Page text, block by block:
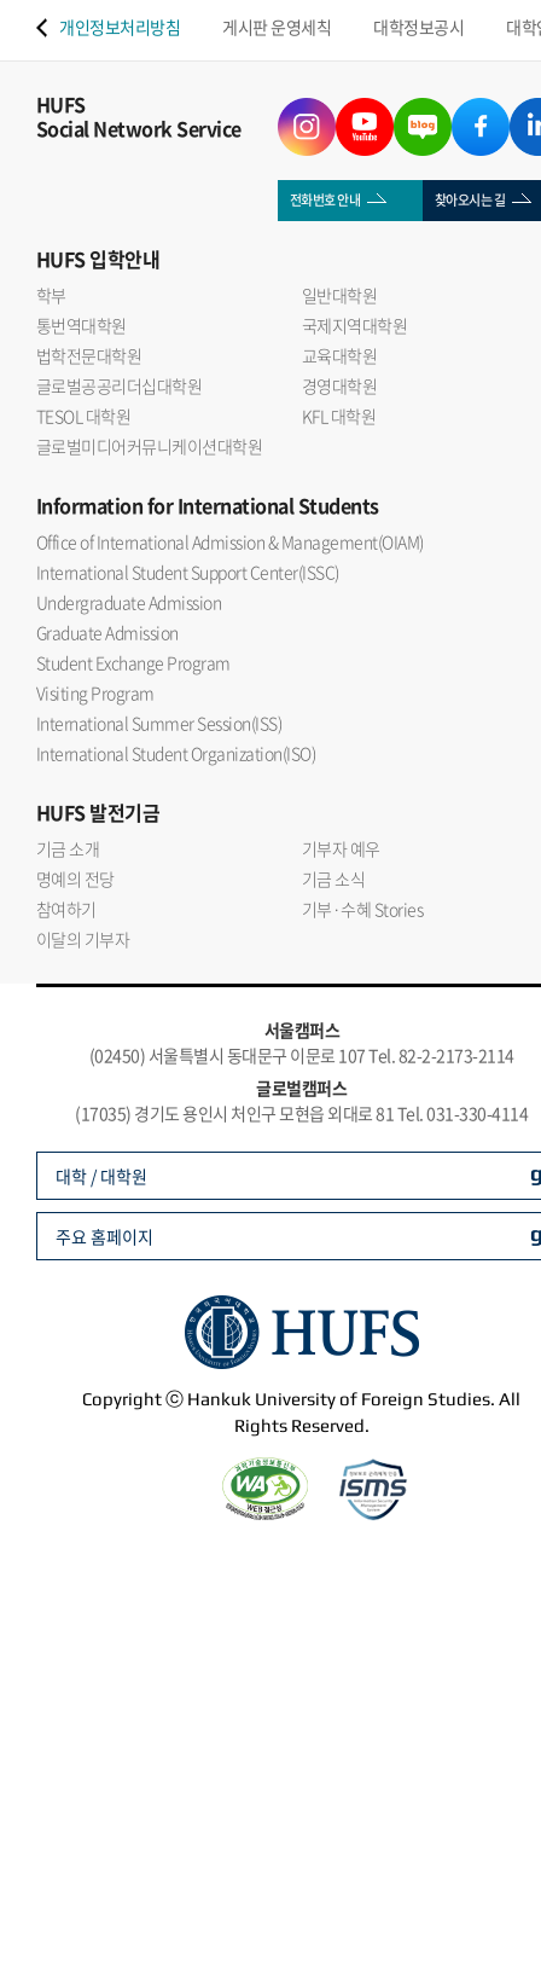
개인정보처리방침 게시판 운영세칙 대학정보공시 대
HUFS
Social Network Service
전화번호 안내 찾아오시는 길
HUFS입학안내
학부
일반대학원
통번역대학원
국제지역대학원
법학전문대학원
교육대학원
글로벌공공리더십대학원
경영대학원
TESOL 대학원
KFL 대학원
글로벌미디어커뮤니케이션대학원
Informationfor International Students
Office of International Admission & Management(OIAM)
International Student Support Center(ISSC)
Undergraduate Admission
Graduate Admission
Student Exchange Program
Visiting Program
International Summer Session(ISS)
International Student Organization(ISO)
HUFS발전기금
기금 소개
기부자 예우
명예의 전당
기금 소식
참여하기
기부·수혜 Stories
이달의 기부자
서울캠퍼스
(02450) 서울특별시 동대문구 이문로 107 Tel. 82-2-2173-2114
글로벌캠퍼스
(17035) 경기도 용인시 처인구 모현읍 외대로 81 Tel. 031-330-4114
Copyright ⓒ Hankuk University of Foreign Studies. All
Rights Reserved.
대학 / 대학원
주요 홈페이지